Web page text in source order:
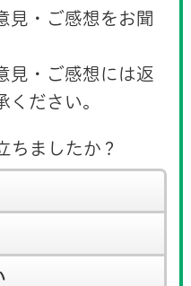
見・ご感想をお聞
見・ご感想には返
ください。
ちましたか？